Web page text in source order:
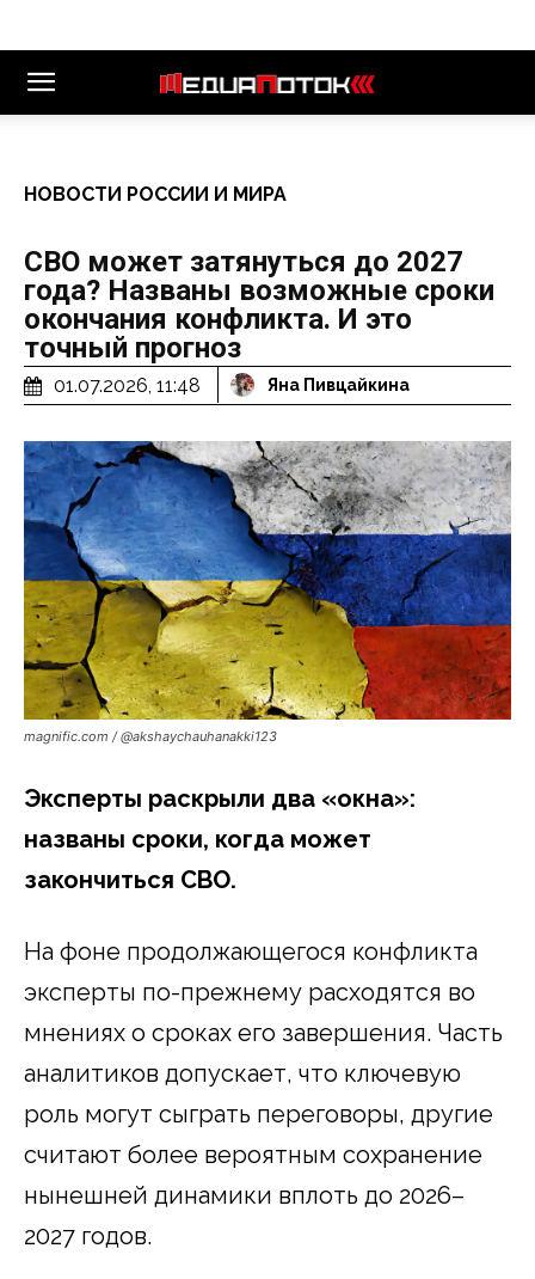
НОВОСТИ РОССИИ И МИРА
СВО может затянуться до 2027
года? Названы возможные сроки
окончания конфликта. И это
точный прогноз
01.07.2026, 11:48 Яна Пивцайкина
magnific.com / @akshaychauhanakki123
Эксперты раскрыли два «окна»:
названы сроки, когда может
закончиться СВО.
На фоне продолжающегося конфликта
эксперты по-прежнему расходятся во
мнениях о сроках его завершения. Часть
аналитиков допускает, что ключевую
роль могут сыграть переговоры, другие
считают более вероятным сохранение
нынешней динамики вплоть до 2026–
2027 годов.